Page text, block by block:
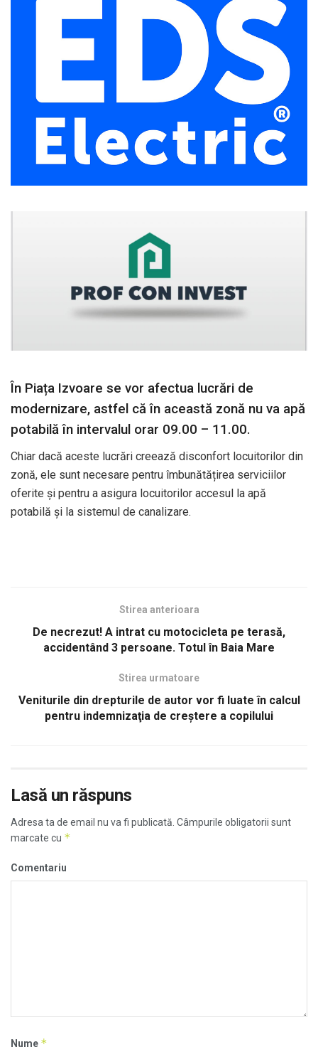
În Piața Izvoare se vor afectua lucrări de
modernizare, astfel că în această zonă nu va apă
potabilă în intervalul orar 09.00 – 11.00.
Chiar dacă aceste lucrări creează disconfort locuitorilor din
zonă, ele sunt necesare pentru îmbunătățirea serviciilor
oferite și pentru a asigura locuitorilor accesul la apă
potabilă și la sistemul de canalizare.
Stirea anterioara
De necrezut! A intrat cu motocicleta pe terasă,
accidentând 3 persoane. Totul în Baia Mare
Stirea urmatoare
Veniturile din drepturile de autor vor fi luate în calcul
pentru indemnizaţia de creştere a copilului
Lasă un răspuns
Adresa ta de email nu va fi publicată. Câmpurile obligatorii sunt
marcate cu *
Comentariu
Nume *